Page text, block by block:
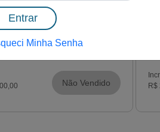
em São
- Rio de Janeiro/RJ
+ 5,00%
Não Vendido
R$
Entrar
Minha Senha